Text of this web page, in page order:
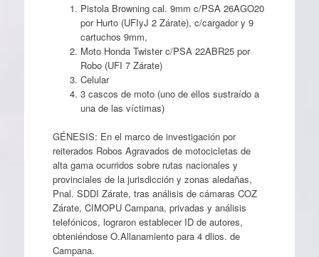
Pistola Browning cal. 9mm c/PSA 26AGO20
por Hurto (UFIyJ 2 Zárate), c/cargador y 9
cartuchos 9mm,
Moto Honda Twister c/PSA 22ABR25 por
Robo (UFI 7 Zárate)
Celular
3 cascos de moto (uno de ellos sustraído a
una de las víctimas)
GÉNESIS: En el marco de investigación por
reiterados Robos Agravados de motocicletas de
alta gama ocurridos sobre rutas nacionales y
provinciales de la jurisdicción y zonas aledañas,
Pnal. SDDI Zárate, tras análisis de cámaras COZ
Zárate, CIMOPU Campana, privadas y análisis
telefónicos, lograron establecer ID de autores,
obteniéndose O.Allanamiento para 4 dlios. de
Campana.